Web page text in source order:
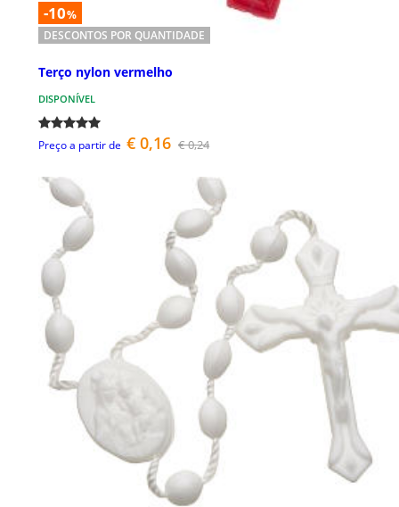
-10%
DESCONTOS POR QUANTIDADE
Terço nylon vermelho
DISPONÍVEL
Preço a partir de € 0,16 € 0,24